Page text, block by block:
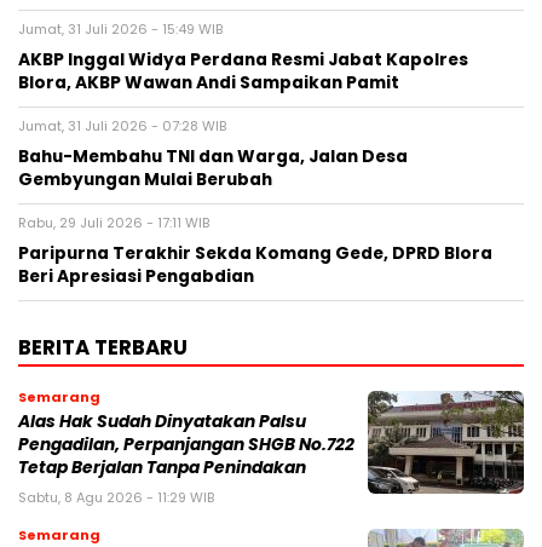
Jumat, 31 Juli 2026 - 15:49 WIB
AKBP Inggal Widya Perdana Resmi Jabat Kapolres
Blora, AKBP Wawan Andi Sampaikan Pamit
Jumat, 31 Juli 2026 - 07:28 WIB
Bahu-Membahu TNI dan Warga, Jalan Desa
Gembyungan Mulai Berubah
Rabu, 29 Juli 2026 - 17:11 WIB
Paripurna Terakhir Sekda Komang Gede, DPRD Blora
Beri Apresiasi Pengabdian
BERITA TERBARU
Semarang
Alas Hak Sudah Dinyatakan Palsu
Pengadilan, Perpanjangan SHGB No.722
Tetap Berjalan Tanpa Penindakan
Sabtu, 8 Agu 2026 - 11:29 WIB
Semarang